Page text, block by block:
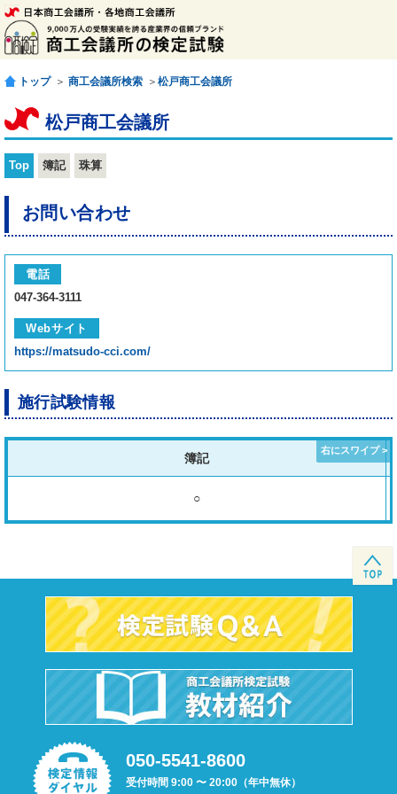
トップ ＞ 商工会議所検索 ＞ 松戸商工会議所
松戸商工会議所
Top 簿記 珠算
お問い合わせ
電話
047-364-3111
Webサイト
https://matsudo-cci.com/
施行試験情報
簿記
○
050-5541-8600
受付時間 9:00 〜 20:00（年中無休）